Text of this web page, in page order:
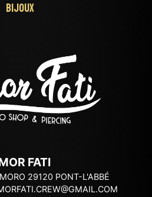
Bijoux
FATI
29120 PONT-L'ABBÉ